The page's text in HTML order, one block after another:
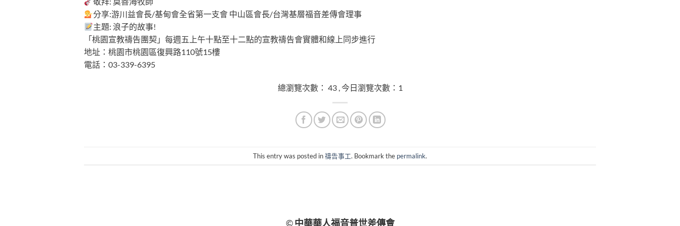
分享:游川益會長/基甸會全省第一支會 中山區會長/台灣基層福音差傳會理事
主題: 浪子的故事!
「桃園宣教禱告團契」每週五上午十點至十二點的宣教禱告會實體和線上同步進行
地址：桃園市桃園區復興路110號15樓
電話：03-339-6395
總瀏覽次數： 43 , 今日瀏覽次數：1
This entry was posted in禱告事工. Bookmark the permalink.
©中華華人福音普世差傳會